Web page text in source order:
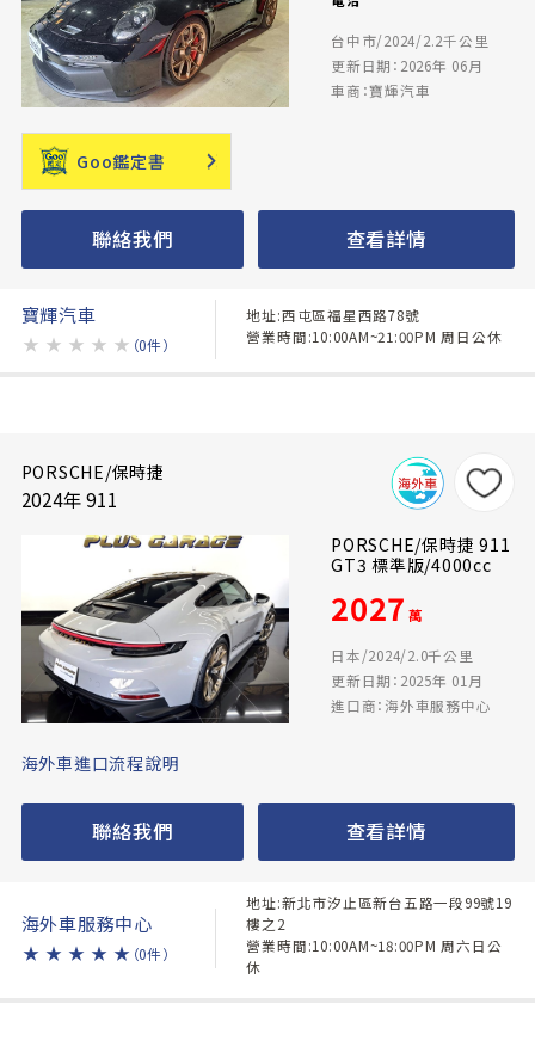
台中市/2024/2.2千公里
更新日期：2026年 06月
車商：寶輝汽車
Goo鑑定書
聯絡我們 查看詳情
寶輝汽車
★ ★ ★ ★ ★ （0件）
地址:西屯區福星西路78號
營業時間:10:00AM~21:00PM 周日公休
PORSCHE/保時捷
2024年 911
PORSCHE/保時捷 911
GT3 標準版/4000cc
2027 萬
日本/2024/2.0千公里
更新日期：2025年 01月
進口商：海外車服務中心
海外車進口流程說明
聯絡我們 查看詳情
海外車服務中心
★ ★ ★ ★ ★ （0件）
地址:新北市汐止區新台五路一段99號19
樓之2
營業時間:10:00AM~18:00PM 周六日公
休